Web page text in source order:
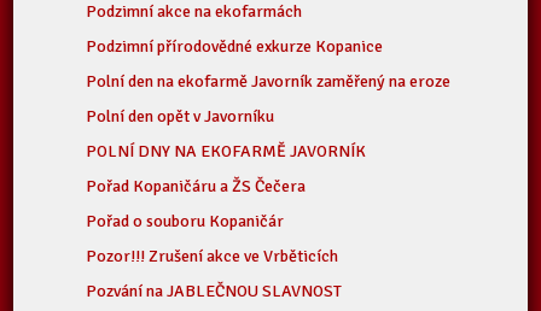
Podzimní akce na ekofarmách
Podzimní přírodovědné exkurze Kopanice
Polní den na ekofarmě Javorník zaměřený na eroze
Polní den opět v Javorníku
POLNÍ DNY NA EKOFARMĚ JAVORNÍK
Pořad Kopaničáru a ŽS Čečera
Pořad o souboru Kopaničár
Pozor!!! Zrušení akce ve Vrběticích
Pozvání na JABLEČNOU SLAVNOST